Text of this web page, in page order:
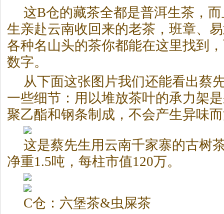
这B仓的藏茶全都是普洱生茶，
生亲赴云南收回来的老茶，班章、
各种名山头的茶你都能在这里找到
数字。
从下面这张图片我们还能看出蔡
一些细节：用以堆放茶叶的承力架
聚乙酯和钢条制成，不会产生异味
这是蔡先生用云南千家寨的古树
净重1.5吨，每柱市值120万。
C仓：六堡茶&虫屎茶